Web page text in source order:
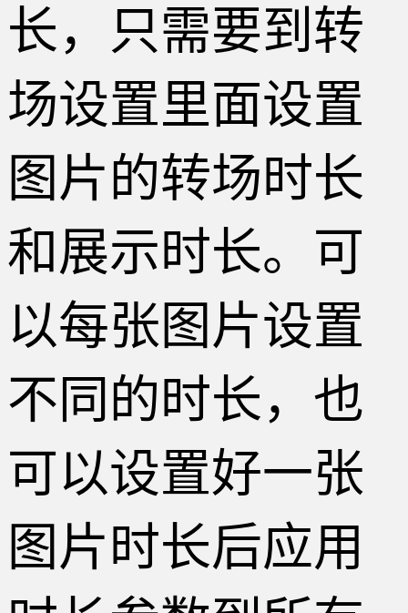
长，只需要到转
场设置里面设置
图片的转场时长
和展示时长。可
以每张图片设置
不同的时长，也
可以设置好一张
图片时长后应用